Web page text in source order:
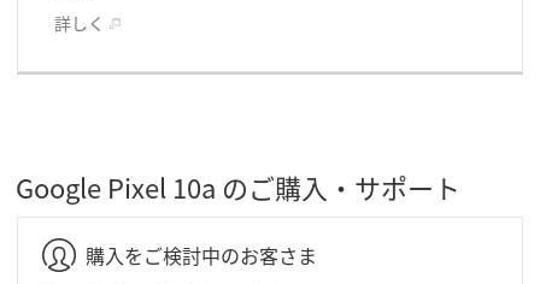
詳しく
Google Pixel 10a のご購入・サポート
購入をご検討中のお客さま